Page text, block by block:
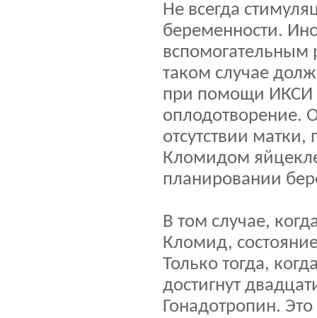
Не всегда
беременности.
вспомогательным
таком случае
при помощи ИКСИ
оплодотворение.
отсутствии матки,
Кломидом
планировании
В том случае,
Кломид,
Только тогда,
достигнут
Гонадотропин.